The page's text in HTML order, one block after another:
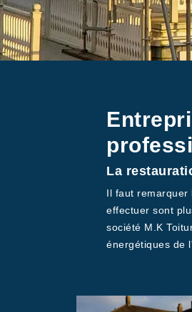
La
Il faut remarquer
effectuer sont
société M.K
énergétiques de